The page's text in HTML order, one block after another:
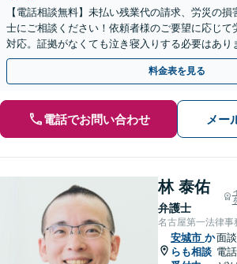
【電話相談無料】未払い残業代の請求、労災の
士にご相談ください！依頼者様のご要望に応じて
対応。証拠がなくても泣き寝入りする必要はあり
可】
料金表を見る
電話でお問い合わせ メー
林 泰佑
弁護士
名古屋第一法律事
安城市 か
らも相談
面
電